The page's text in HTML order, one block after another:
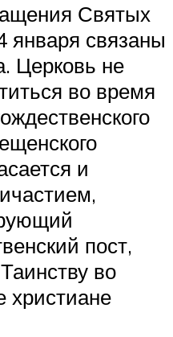
Святых
января связаны
Церковь не
во время
и
пост,
во
христиане